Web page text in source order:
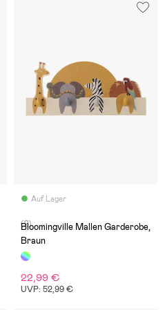
Auf Lager
(2)
Bloomingville Mallen Garderobe,
Braun
22,99 €
UVP: 52,99 €